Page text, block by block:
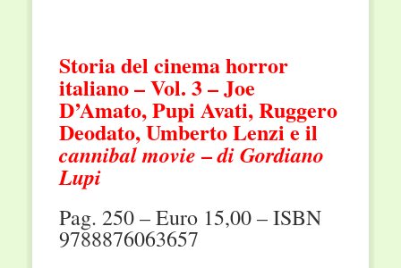
Storia del cinema horror
italiano – Vol. 3 – Joe
D’Amato, Pupi Avati, Ruggero
Deodato, Umberto Lenzi e il
cannibal movie –di Gordiano
Lupi
Pag. 250 – Euro 15,00 – ISBN
9788876063657